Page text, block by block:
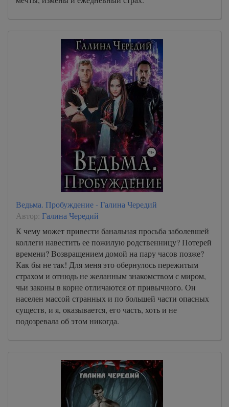
Ведьма. Пробуждение - Галина Чередий
Автор: Галина Чередий
К чему может привести банальная просьба заболевшей
коллеги навестить ее пожилую родственницу? Потерей
времени? Возвращением домой на пару часов позже?
Как бы не так! Для меня это обернулось пережитым
страхом и отнюдь не желанным знакомством с миром,
чьи законы в корне отличаются от привычного. Он
населен массой странных и по большей части опасных
существ, и я, оказывается, его часть, хоть и не
подозревала об этом никогда.